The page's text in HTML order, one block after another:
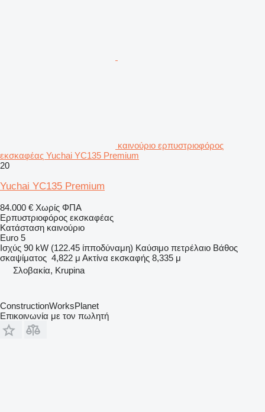
καινούριο ερπυστριοφόρος
εκσκαφέας Yuchai YC135 Premium
20
Yuchai YC135 Premium
84.000 € Χωρίς ΦΠΑ
Ερπυστριοφόρος εκσκαφέας
Κατάσταση καινούριο
Euro 5
Ισχύς 90 kW (122.45 ίπποδύναμη) Καύσιμο πετρέλαιο Βάθος
σκαψίματος 4,822 μ Ακτίνα εκσκαφής 8,335 μ
Σλοβακία, Krupina
ConstructionWorksPlanet
Επικοινωνία με τον πωλητή